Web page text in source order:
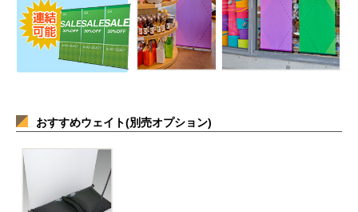
おすすめウェイト(別売オプション)